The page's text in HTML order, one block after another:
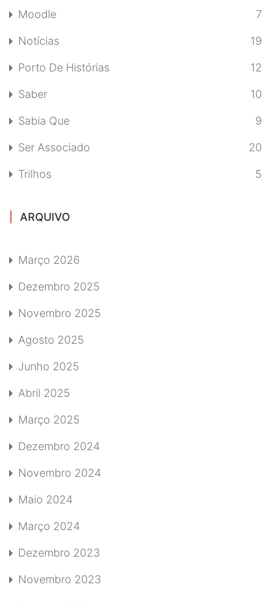
Moodle 7
Notícias 19
Porto De Histórias 12
Saber 10
Sabia Que 9
Ser Associado 20
Trilhos 5
ARQUIVO
Março 2026
Dezembro 2025
Novembro 2025
Agosto 2025
Junho 2025
Abril 2025
Março 2025
Dezembro 2024
Novembro 2024
Maio 2024
Março 2024
Dezembro 2023
Novembro 2023